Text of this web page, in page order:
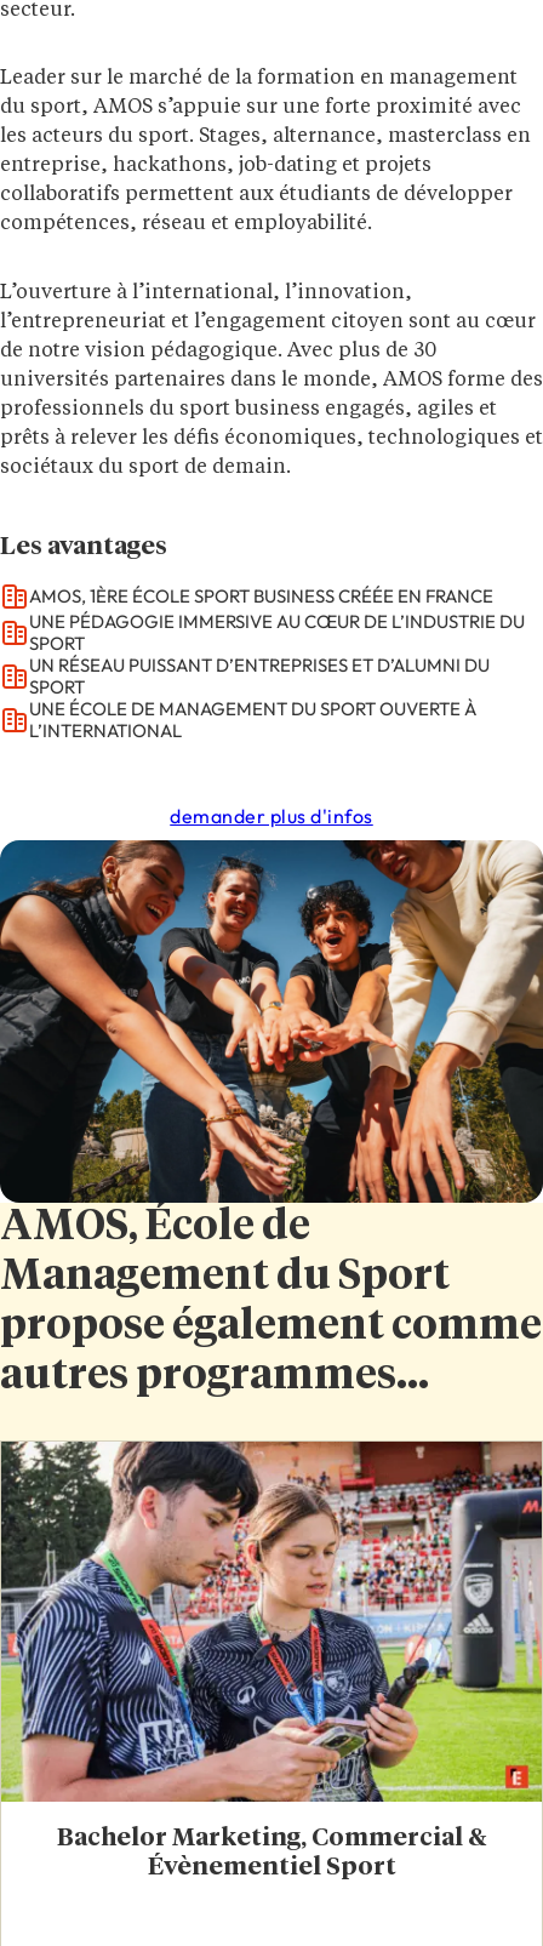
secteur.
Leader sur le marché de la formation en management
du sport, AMOS s’appuie sur une forte proximité avec
les acteurs du sport. Stages, alternance, masterclass en
entreprise, hackathons, job-dating et projets
collaboratifs permettent aux étudiants de développer
compétences, réseau et employabilité.
L’ouverture à l’international, l’innovation,
l’entrepreneuriat et l’engagement citoyen sont au cœur
de notre vision pédagogique. Avec plus de 30
universités partenaires dans le monde, AMOS forme des
professionnels du sport business engagés, agiles et
prêts à relever les défis économiques, technologiques et
sociétaux du sport de demain.
Les avantages
AMOS, 1ÈRE ÉCOLE SPORT BUSINESS CRÉÉE EN FRANCE
UNE PÉDAGOGIE IMMERSIVE AU CŒUR DE L’INDUSTRIE DU
SPORT
UN RÉSEAU PUISSANT D’ENTREPRISES ET D’ALUMNI DU
SPORT
UNE ÉCOLE DE MANAGEMENT DU SPORT OUVERTE À
L’INTERNATIONAL
demander plus d'infos
AMOS, École de
Management du Sport
propose également comme
autres programmes...
Bachelor Marketing, Commercial &
Évènementiel Sport